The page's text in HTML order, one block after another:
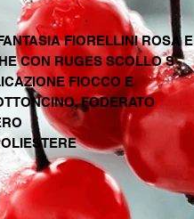
FIORELLINI ROSA E
CON RUGES SCOLLO S
FIOCCO E
FODERATO